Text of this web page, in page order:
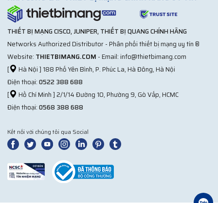
THIẾT BỊ MẠNG CISCO, JUNIPER, THIẾT BỊ QUANG CHÍNH HÃNG
Networks Authorized Distributor - Phân phối thiết bị mạng uy tín ®
Website: THIETBIMANG.COM - Email: info@thietbimang.com
[
Hà Nội ] 188 Phố Yên Bình, P. Phúc La, Hà Đông, Hà Nội
Điện thoại:0522 388 688
[
Hồ Chí Minh ] 2/1/14 Đường 10, Phường 9, Gò Vấp, HCMC
Điện thoại:0568 388 688
Kết nối với chúng tôi qua Social